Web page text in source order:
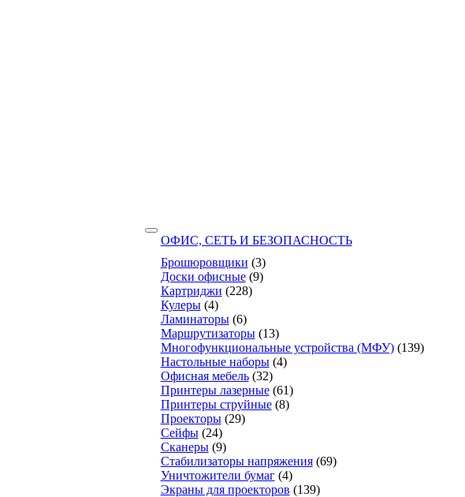
ОФИС, СЕТЬ И БЕЗОПАСНОСТЬ
Брошюровщики (3)
Доски офисные (9)
Картриджи (228)
Кулеры (4)
Ламинаторы (6)
Маршрутизаторы (13)
Многофункциональные устройства (МФУ) (139)
Настольные наборы (4)
Офисная мебель (32)
Принтеры лазерные (61)
Принтеры струйные (8)
Проекторы (29)
Сейфы (24)
Сканеры (9)
Стабилизаторы напряжения (69)
Уничтожители бумаг (4)
Экраны для проекторов (139)